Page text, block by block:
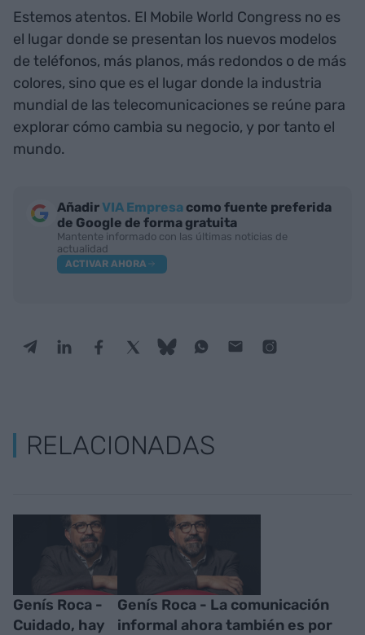
Estemos atentos. El Mobile World Congress no es
el lugar donde se presentan los nuevos modelos
de teléfonos, más planos, más redondos o de más
colores, sino que es el lugar donde la industria
mundial de las telecomunicaciones se reúne para
explorar cómo cambia su negocio, y por tanto el
mundo.
AñadirVIA Empresa como fuente preferida
de Google de forma gratuita
Mantente informado con las últimas noticias de
actualidad
ACTIVAR AHORA
RELACIONADAS
Genís Roca -
Cuidado, hay
Genís Roca - La comunicación
informal ahora también es por